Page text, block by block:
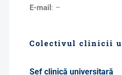
E-mail : –
Colectivul clinicii
Şef clinică universitară